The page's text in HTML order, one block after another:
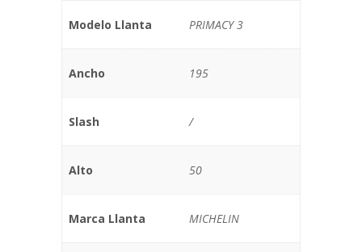
Modelo Llanta PRIMACY 3
Ancho 195
Slash /
Alto 50
Marca Llanta MICHELIN